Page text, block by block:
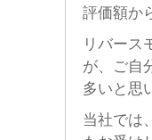
評価額か
リバース
が、ご自
多いと思
当社では